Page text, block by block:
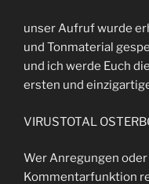
unser Aufruf wurde
und Tonmaterial
und ich werde Euch
ersten und
VIRUSTOTAL
Wer Anregungen
Kommentarfunktion